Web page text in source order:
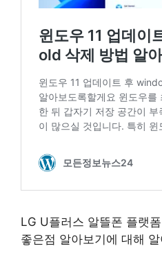
LG U플러스 알뜰폰 플랫
좋은점 알아보기에 대해